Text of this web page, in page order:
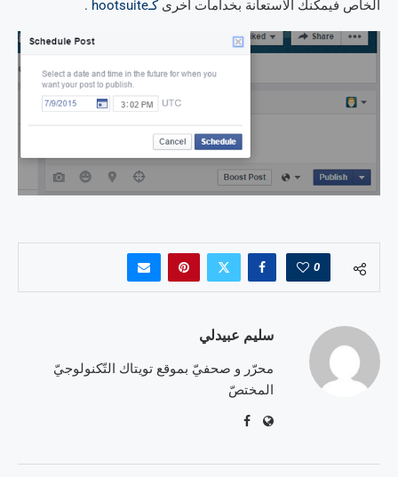
الخاص فيمكنك الاستعانة بخدامات اخرىكـhootsuite .
0
سليم عبيدلي
محرّر و صحفيّ بموقع تويتاك التّكنولوجيّ
المختصّ